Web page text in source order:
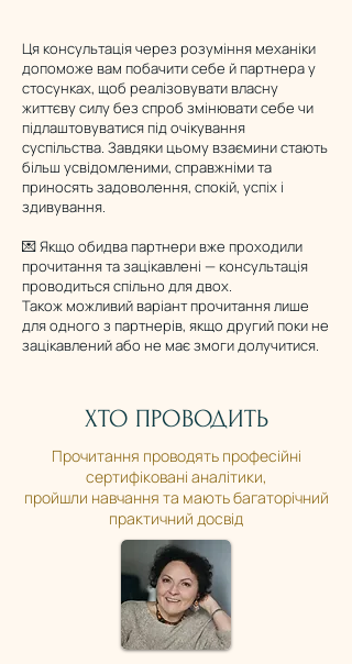
Ця консультація через розуміння механіки
допоможе вам побачити себе й партнера у
стосунках, щоб реалізовувати власну
життєву силу без спроб змінювати себе чи
підлаштовуватися під очікування
суспільства. Завдяки цьому взаємини стають
більш усвідомленими, справжніми та
приносять задоволення, спокій, успіх і
здивування.
💌 Якщо обидва партнери вже проходили
прочитання та зацікавлені — консультація
проводиться спільно для двох.
Також можливий варіант прочитання лише
для одного з партнерів, якщо другий поки не
зацікавлений або не має змоги долучитися.
ХТО ПРОВОДИТЬ
Прочитання проводять професійні
сертифіковані аналітики,
пройшли навчання та мають багаторічний
практичний досвід